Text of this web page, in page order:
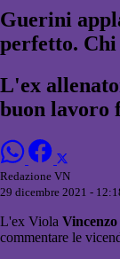
Guerini
perfetto.
L'ex
buon lavoro
Redazione VN
29 dicembre 2021 -
L'ex Viola
commentare le